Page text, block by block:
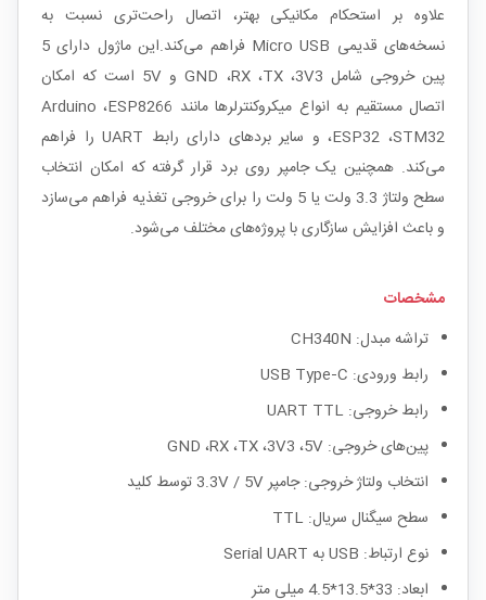
علاوه بر استحکام مکانیکی بهتر، اتصال راحت‌تری نسبت به
نسخه‌های قدیمی Micro USB فراهم می‌کند.این ماژول دارای 5
پین خروجی شامل GND ،RX ،TX ،3V3 و 5V است که امکان
اتصال مستقیم به انواع میکروکنترلرها مانند Arduino ،ESP8266
،ESP32 ،STM32 و سایر بردهای دارای رابط UART را فراهم
می‌کند. همچنین یک جامپر روی برد قرار گرفته که امکان انتخاب
سطح ولتاژ 3.3 ولت یا 5 ولت را برای خروجی تغذیه فراهم می‌سازد
و باعث افزایش سازگاری با پروژه‌های مختلف می‌شود.
مشخصات
تراشه مبدل: CH340N
رابط ورودی: USB Type‑C
رابط خروجی: UART TTL
پین‌های خروجی: GND ،RX ،TX ،3V3 ،5V
انتخاب ولتاژ خروجی: جامپر 3.3V / 5V توسط کلید
سطح سیگنال سریال: TTL
نوع ارتباط: USB به Serial UART
ابعاد: 33*13.5*4.5 میلی متر